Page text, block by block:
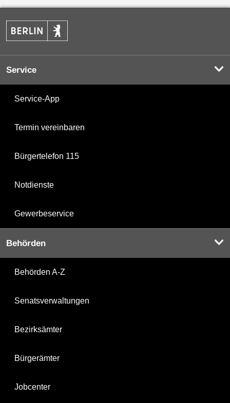
Service
Service-App
Termin vereinbaren
Bürgertelefon 115
Notdienste
Gewerbeservice
Behörden
Behörden A-Z
Senatsverwaltungen
Bezirksämter
Bürgerämter
Jobcenter